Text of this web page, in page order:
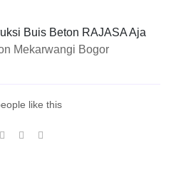
Buis Beton RAJASA Aja
Mekarwangi Bogor
like this